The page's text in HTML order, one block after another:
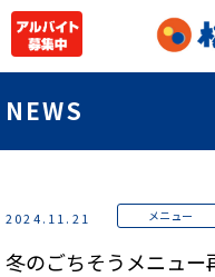
NEWS
2024.11.21 メニュー
冬のごちそうメニュー